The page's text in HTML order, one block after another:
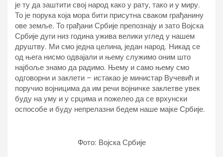
је ту да заштити свој народ како у рату, тако и у миру.
То је порука која мора бити присутна сваком грађанину
ове земље. То грађани Србије препознају и зато Војска
Србије дуги низ година ужива велики углед у нашем
друштву. Ми смо једна целина, један народ. Никад се
од њега нисмо одвајали и њему служимо оним што
најбоље знамо да радимо. Њему и само њему смо
одговорни и заклети – истакао је министар Вучевић и
поручио војницима да им речи војничке заклетве увек
буду на уму и у срцима и пожелео да се врхунски
оспособе и буду непрелазни бедем наше мајке Србије.
Фото: Војска Србије